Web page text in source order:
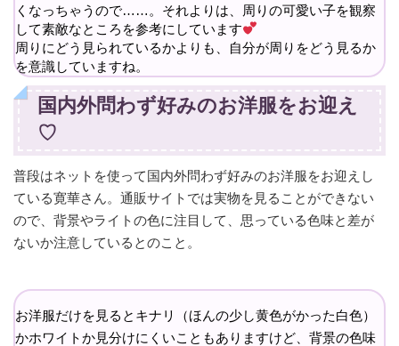
くなっちゃうので……。それよりは、周りの可愛い子を観察
して素敵なところを参考にしています
周りにどう見られているかよりも、自分が周りをどう見るか
を意識していますね。
国内外問わず好みのお洋服をお迎え
♡
普段はネットを使って国内外問わず好みのお洋服をお迎えし
ている寛華さん。通販サイトでは実物を見ることができない
ので、背景やライトの色に注目して、思っている色味と差が
ないか注意しているとのこと。
お洋服だけを見るとキナリ（ほんの少し黄色がかった白色）
かホワイトか見分けにくいこともありますけど、背景の色味